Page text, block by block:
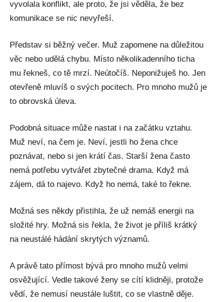
vyvolala konflikt, ale proto, že jsi věděla, že bez
komunikace se nic nevyřeší.
Představ si běžný večer. Muž zapomene na důležitou
věc nebo udělá chybu. Místo několikadenního ticha
mu řekneš, co tě mrzí. Neútočíš. Neponižuješ ho. Jen
otevřeně mluvíš o svých pocitech. Pro mnoho mužů je
to obrovská úleva.
Podobná situace může nastat i na začátku vztahu.
Muž neví, na čem je. Neví, jestli ho žena chce
poznávat, nebo si jen krátí čas. Starší žena často
nemá potřebu vytvářet zbytečné drama. Když má
zájem, dá to najevo. Když ho nemá, také to řekne.
Možná ses někdy přistihla, že už nemáš energii na
složité hry. Možná sis řekla, že život je příliš krátký
na neustálé hádání skrytých významů.
A právě tato přímost bývá pro mnoho mužů velmi
osvěžující. Vedle takové ženy se cítí klidněji, protože
vědí, že nemusí neustále luštit, co se vlastně děje.